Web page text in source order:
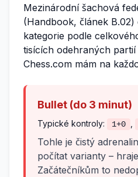
Mezinárodní šachová
(Handbook, článek
kategorie podle
tisících odehraných partií
Chess.com mám na
Bullet (do 3 minut)
Typické kontroly: 1+0
Tohle je čistý
počítat varianty –
Začátečníkům to